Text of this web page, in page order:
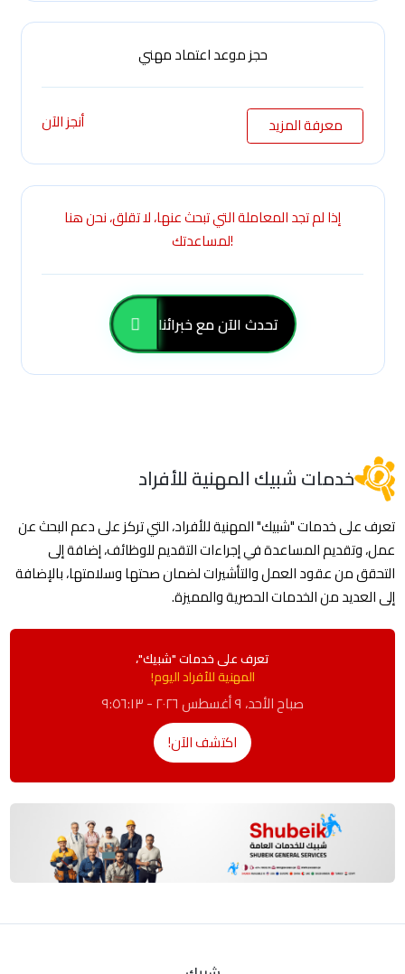
حجز موعد اعتماد مهني
أنجز الآن معرفة المزيد
إذا لم تجد المعاملة التي تبحث عنها، لا تقلق، نحن هنا
لمساعدتك!
تحدث الآن مع خبرائنا
خدمات شبيك المهنية للأفراد
تعرف على خدمات "شبيك" المهنية للأفراد، التي تركز على دعم البحث عن
عمل، وتقديم المساعدة في إجراءات التقديم للوظائف، إضافة إلى
التحقق من عقود العمل والتأشيرات لضمان صحتها وسلامتها، بالإضافة
إلى العديد من الخدمات الحصرية والمميزة.
تعرف على خدمات "شبيك"،
المهنية للأفراد اليوم!
صباح الأحد، ٩ أغسطس ٢٠٢٦ - ٩:٥٦:١٣
اكتشف الآن!